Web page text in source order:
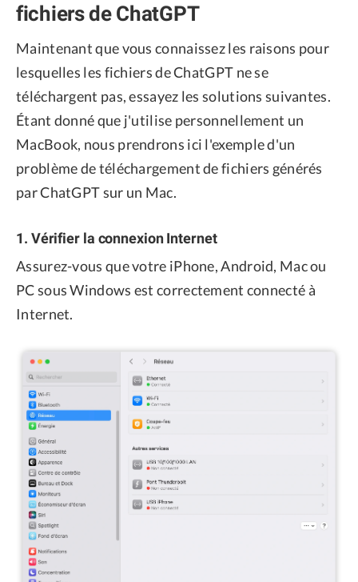
fichiers de ChatGPT
Maintenant que vous connaissez les raisons pour
lesquelles les fichiers de ChatGPT ne se
téléchargent pas, essayez les solutions suivantes.
Étant donné que j'utilise personnellement un
MacBook, nous prendrons ici l'exemple d'un
problème de téléchargement de fichiers générés
par ChatGPT sur un Mac.
1. Vérifier la connexion Internet
Assurez-vous que votre iPhone, Android, Mac ou
PC sous Windows est correctement connecté à
Internet.